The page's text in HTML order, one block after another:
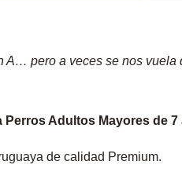
A… pero a veces se nos vuela
Adultos Mayores de
de calidad Premium.